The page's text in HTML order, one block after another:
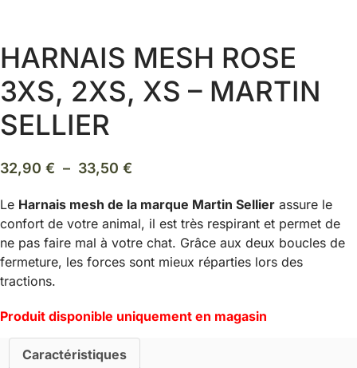
HARNAIS MESH ROSE
3XS, 2XS, XS – MARTIN
SELLIER
32,90 € – 33,50 €
prix :
32,90 €
à
Le Harnais mesh de la marque Martin Sellier assure le
confort de votre animal, il est très respirant et permet de
ne pas faire mal à votre chat. Grâce aux deux boucles de
fermeture, les forces sont mieux réparties lors des
tractions.
Produit disponible uniquement en magasin
Caractéristiques